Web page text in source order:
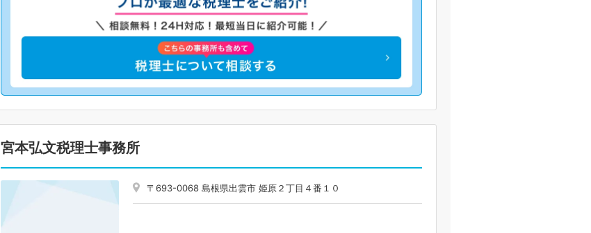
宮本弘文税理士事務所
〒693-0068 島根県出雲市 姫原２丁目４番１０